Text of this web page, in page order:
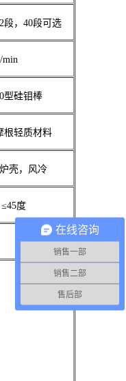
段，40段可选
型硅钼棒
根轻质材料
壳，风冷
≤45度
在线咨询
销售一部
销售二部
售后部